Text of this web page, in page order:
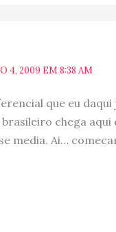
4, 2009 EM 8:38 AM
que eu
chega aqui
media. Ai…